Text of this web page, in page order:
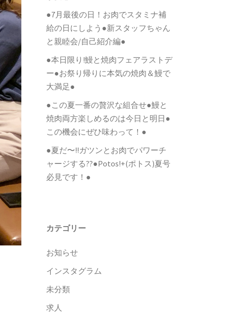
●7月最後の日！お肉でスタミナ補
給の日にしよう●新スタッフちゃん
と親睦会/自己紹介編●
●本日限り!鰻と焼肉フェアラストデ
ー●お祭り帰りに本気の焼肉＆鰻で
大満足●
●この夏一番の贅沢な組合せ●鰻と
焼肉両方楽しめるのは今日と明日●
この機会にぜひ味わって！●
●夏だ〜!!ガツンとお肉でパワーチ
ャージする??●Potos!+(ポトス)夏号
必見です！●
カテゴリー
お知らせ
インスタグラム
未分類
求人